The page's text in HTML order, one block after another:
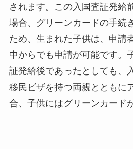
されます。この入国査証発給
場合、グリーンカードの手続
ため、生まれた子供は、申請
中からでも申請が可能です。
証発給後であったとしても、
移民ビザを持つ両親とともに
合、子供にはグリーンカード